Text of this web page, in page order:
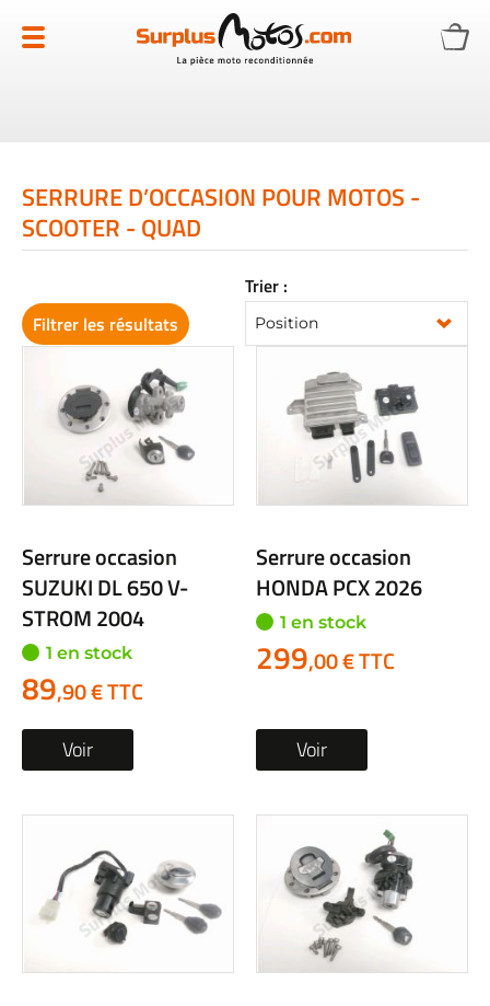
au
contenu
SERRURE D’OCCASION POUR MOTOS -
SCOOTER - QUAD
Trier :
Serrure occasion
SUZUKI DL 650 V-
STROM 2004
1 en stock
89,90 € TTC
Voir
Serrure occasion
HONDA PCX 2026
1 en stock
299,00 € TTC
Voir
Filtrer les résultats